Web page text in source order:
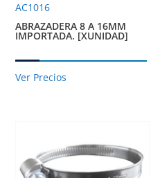
AC1016
ABRAZADERA 8 A 16MM
IMPORTADA. [XUNIDAD]
Ver Precios